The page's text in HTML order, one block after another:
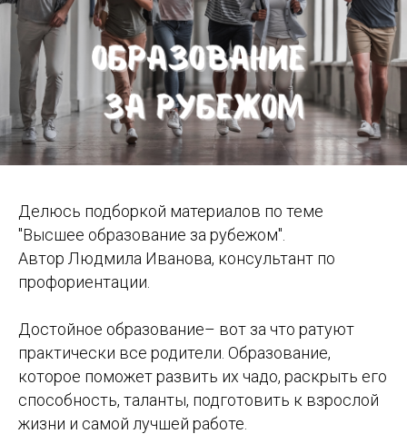
Делюсь подборкой материалов по теме
"Высшее образование за рубежом".
Автор Людмила Иванова, консультант по
профориентации.
Достойное образование– вот за что ратуют
практически все родители. Образование,
которое поможет развить их чадо, раскрыть его
способность, таланты, подготовить к взрослой
жизни и самой лучшей работе.